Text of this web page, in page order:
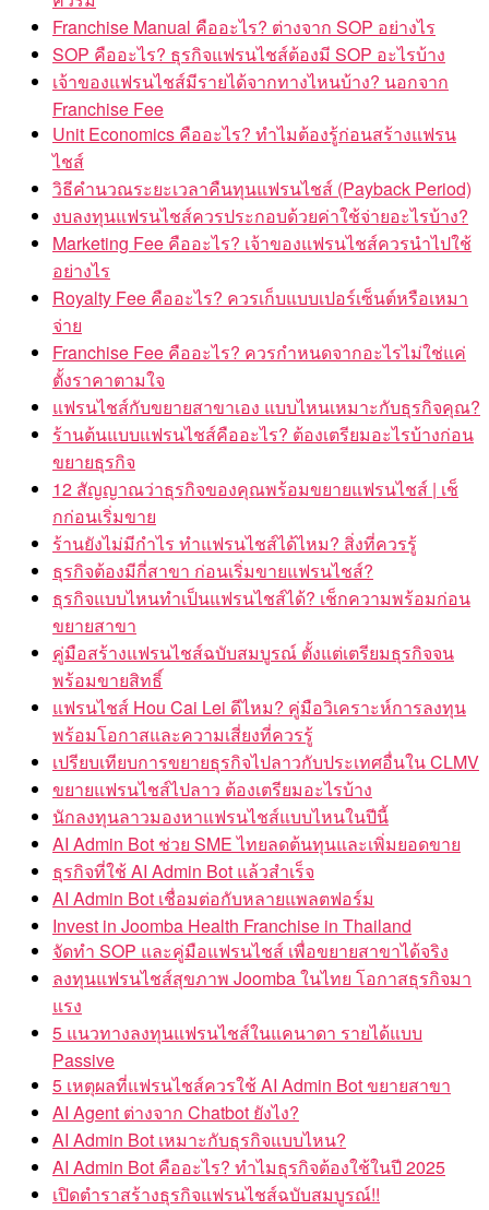
Franchise Manual คืออะไร? ต่างจาก SOP อย่างไร
SOP คืออะไร? ธุรกิจแฟรนไชส์ต้องมี SOP อะไรบ้าง
เจ้าของแฟรนไชส์มีรายได้จากทางไหนบ้าง? นอกจาก
Franchise Fee
Unit Economics คืออะไร? ทำไมต้องรู้ก่อนสร้างแฟรน
ไชส์
วิธีคำนวณระยะเวลาคืนทุนแฟรนไชส์ (Payback Period)
งบลงทุนแฟรนไชส์ควรประกอบด้วยค่าใช้จ่ายอะไรบ้าง?
Marketing Fee คืออะไร? เจ้าของแฟรนไชส์ควรนำไปใช้
อย่างไร
Royalty Fee คืออะไร? ควรเก็บแบบเปอร์เซ็นต์หรือเหมา
จ่าย
Franchise Fee คืออะไร? ควรกำหนดจากอะไรไม่ใช่แค่
ตั้งราคาตามใจ
แฟรนไชส์กับขยายสาขาเอง แบบไหนเหมาะกับธุรกิจคุณ?
ร้านต้นแบบแฟรนไชส์คืออะไร? ต้องเตรียมอะไรบ้างก่อน
ขยายธุรกิจ
12 สัญญาณว่าธุรกิจของคุณพร้อมขยายแฟรนไชส์ | เช็
กก่อนเริ่มขาย
ร้านยังไม่มีกำไร ทำแฟรนไชส์ได้ไหม? สิ่งที่ควรรู้
ธุรกิจต้องมีกี่สาขา ก่อนเริ่มขายแฟรนไชส์?
ธุรกิจแบบไหนทำเป็นแฟรนไชส์ได้? เช็กความพร้อมก่อน
ขยายสาขา
คู่มือสร้างแฟรนไชส์ฉบับสมบูรณ์ ตั้งแต่เตรียมธุรกิจจน
พร้อมขายสิทธิ์
แฟรนไชส์ Hou Cai Lei ดีไหม? คู่มือวิเคราะห์การลงทุน
พร้อมโอกาสและความเสี่ยงที่ควรรู้
เปรียบเทียบการขยายธุรกิจไปลาวกับประเทศอื่นใน CLMV
ขยายแฟรนไชส์ไปลาว ต้องเตรียมอะไรบ้าง
นักลงทุนลาวมองหาแฟรนไชส์แบบไหนในปีนี้
AI Admin Bot ช่วย SME ไทยลดต้นทุนและเพิ่มยอดขาย
ธุรกิจที่ใช้ AI Admin Bot แล้วสำเร็จ
AI Admin Bot เชื่อมต่อกับหลายแพลตฟอร์ม
Invest in Joomba Health Franchise in Thailand
จัดทำ SOP และคู่มือแฟรนไชส์ เพื่อขยายสาขาได้จริง
ลงทุนแฟรนไชส์สุขภาพ Joomba ในไทย โอกาสธุรกิจมา
แรง
5 แนวทางลงทุนแฟรนไชส์ในแคนาดา รายได้แบบ
Passive
5 เหตุผลที่แฟรนไชส์ควรใช้ AI Admin Bot ขยายสาขา
AI Agent ต่างจาก Chatbot ยังไง?
AI Admin Bot เหมาะกับธุรกิจแบบไหน?
AI Admin Bot คืออะไร? ทำไมธุรกิจต้องใช้ในปี 2025
เปิดตำราสร้างธุรกิจแฟรนไชส์ฉบับสมบูรณ์!!